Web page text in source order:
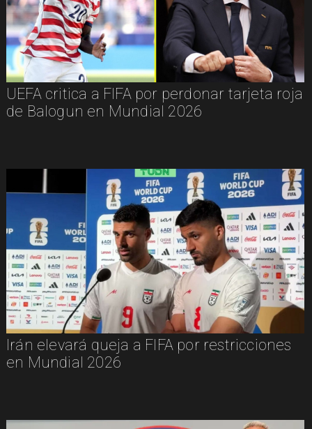
UEFA critica a FIFA por perdonar tarjeta roja
de Balogun en Mundial 2026
Irán elevará queja a FIFA por restricciones
en Mundial 2026